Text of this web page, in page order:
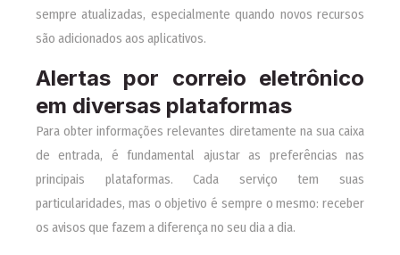
sempre atualizadas, especialmente quando novos recursos
são adicionados aos aplicativos.
Alertas por correio eletrônico
em diversas plataformas
Para obter informações relevantes diretamente na sua caixa
de entrada, é fundamental ajustar as preferências nas
principais plataformas. Cada serviço tem suas
particularidades, mas o objetivo é sempre o mesmo: receber
os avisos que fazem a diferença no seu dia a dia.